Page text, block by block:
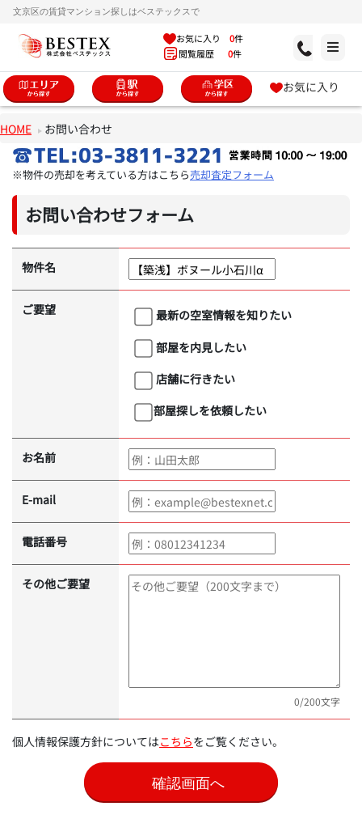
文京区の賃貸マンション探しはベステックスで
お気に入り 0件
閲覧履歴 0件
お気に入り
HOME お問い合わせ
※物件の売却を考えている方はこちら売却査定フォーム
お問い合わせフォーム
物件名
ご要望
最新の空室情報を知りたい
部屋を内見したい
店舗に行きたい
部屋探しを依頼したい
お名前
E-mail
電話番号
その他ご要望
0/200文字
個人情報保護方針についてはこちらをご覧ください。